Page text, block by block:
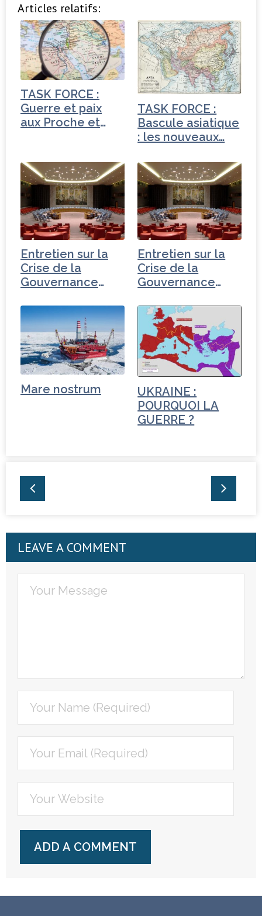
c
e
b
o
o
k
it
t
e
r
k
e
dI
n
ta
g
e
r
Articles relatifs:
TASK FORCE :
Guerre et paix
aux Proche et
TASK FORCE :
Bascule asiatique
: les nouveaux…
Entretien sur la
Crise de la
Gouvernance
Turquie
Entretien sur la
Crise de la
Gouvernance
Mare nostrum
UKRAINE :
POURQUOI LA
GUERRE ?
LEAVE A COMMENT